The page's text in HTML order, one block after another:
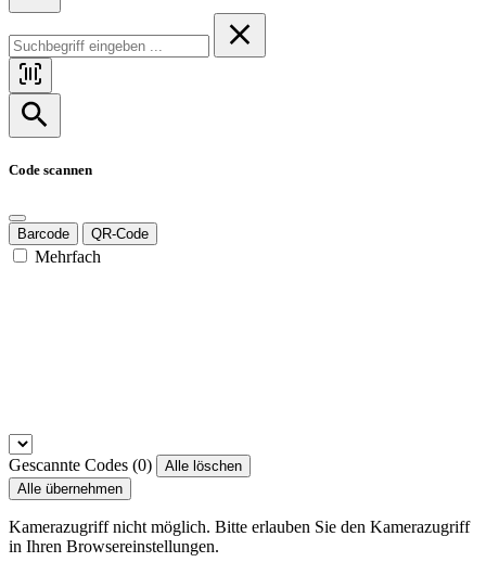
Code scannen
Barcode QR-Code
Mehrfach
Gescannte Codes (0)
Alle löschen
Alle übernehmen
Kamerazugriff nicht möglich. Bitte erlauben Sie den Kamerazugriff
in Ihren Browsereinstellungen.